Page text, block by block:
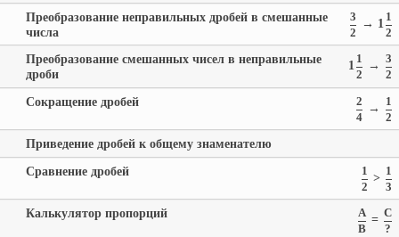
3
2
→ 1 1
2
Преобразование неправильных дробей в смешанные
числа
1 1
2
→
3
2
Преобразование смешанных чисел в неправильные
дроби
2
4
→
1
2
Сокращение дробей
Приведение дробей к общему знаменателю
1
2
> 1
3
Сравнение дробей
A
B
= C
?
Калькулятор пропорций